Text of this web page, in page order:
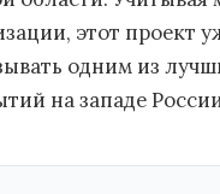
этот проект
одним из
на западе